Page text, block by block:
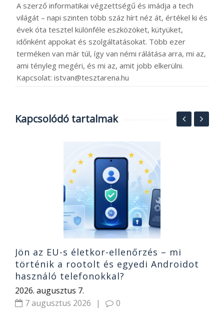
A szerző informatikai végzettségű és imádja a tech
világát – napi szinten több száz hírt néz át, értékel ki és
évek óta tesztel különféle eszközöket, kütyüket,
időnként appokat és szolgáltatásokat. Több ezer
terméken van már túl, így van némi rálátása arra, mi az,
ami tényleg megéri, és mi az, amit jobb elkerülni.
Kapcsolat: istvan@tesztarena.hu
Kapcsolódó tartalmak
Jön az EU-s életkor-ellenőrzés – mi
történik a rootolt és egyedi Androidot
használó telefonokkal?
2026. augusztus 7.
7 augusztus 2026
| 0